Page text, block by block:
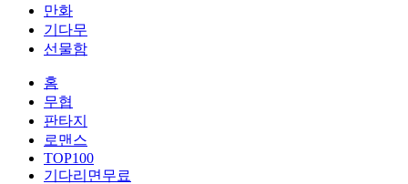
만화
기다무
선물함
홈
무협
판타지
로맨스
TOP100
기다리면무료